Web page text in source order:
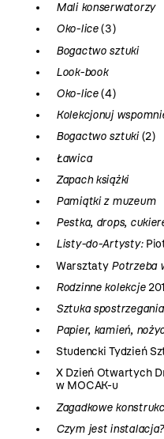
Mali konserwatorzy
Oko-lice(3)
Bogactwo sztuki
Look-book
Oko-lice(4)
Kolekcjonuj
Bogactwo sztuki(2)
Ławica
Zapach książki
Pamiątki z muzeum
Pestka, drops,
Listy-do-Artysty:
Warsztaty Potrzeba
Rodzinne kolekcje
Sztuka spostrzegania
Papier, kamień,
Studencki Tydzień
X Dzień Otwartych
w MOCAK-u
Zagadkowe
Czym jest instalacja?